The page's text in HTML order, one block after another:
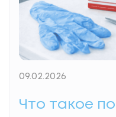
More...
09.02.2026
Что такое